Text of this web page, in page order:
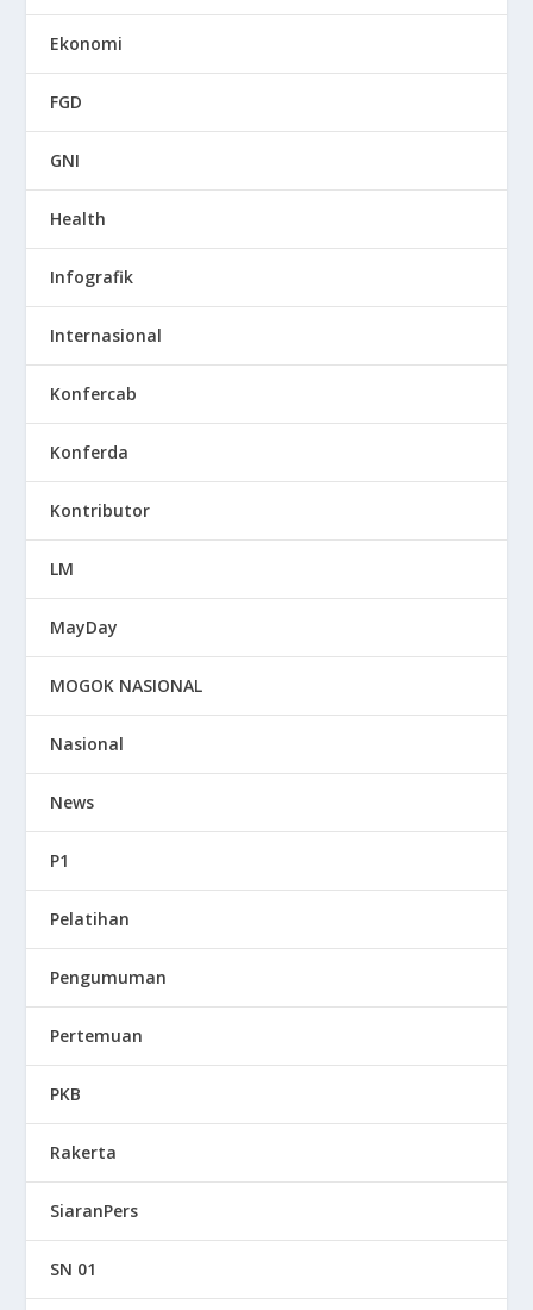
Ekonomi
FGD
GNI
Health
Infografik
Internasional
Konfercab
Konferda
Kontributor
LM
MayDay
MOGOK NASIONAL
Nasional
News
P1
Pelatihan
Pengumuman
Pertemuan
PKB
Rakerta
SiaranPers
SN 01